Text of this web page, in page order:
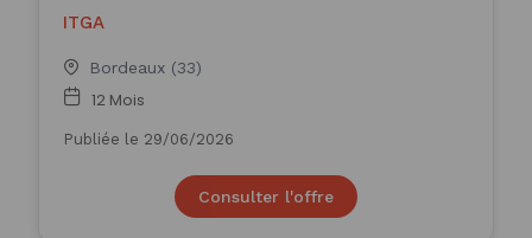
ITGA
Bordeaux (33)
12 Mois
Publiée le 29/06/2026
Consulter l'offre